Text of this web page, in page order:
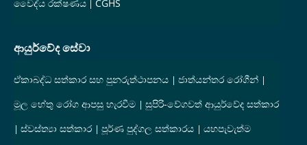
වෛද්ය රක්ෂණය CGHS
ආයුර්වේද සේවා
ඒකාබද්ධ සත්කාර සහ පුනරුත්ථාපනය
ජාත්යන්තර රෝගීන්
මූල හේතු රෝග ආපසු හැරවීම
සුපිරි-වේගවත් ආයුර්වේද සත්කාර
ස්වස්ත්‍යා සත්කාර
පූර්ණ පුද්ගල සත්කාරය
යහපැවැත්ම